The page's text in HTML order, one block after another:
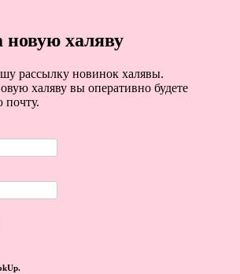
халяву
рассылку новинок халявы.
халяву вы оперативно будете
почту.